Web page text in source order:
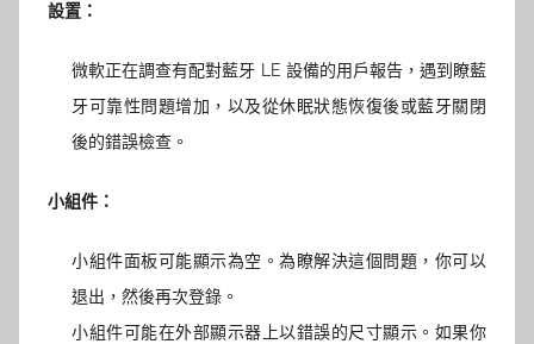
設置：
微軟正在調查有配對藍牙 LE 設備的用戶報告，遇到瞭藍
牙可靠性問題增加，以及從休眠狀態恢復後或藍牙關閉
後的錯誤檢查。
小組件：
小組件面板可能顯示為空。為瞭解決這個問題，你可以
退出，然後再次登錄。
小組件可能在外部顯示器上以錯誤的尺寸顯示。如果你